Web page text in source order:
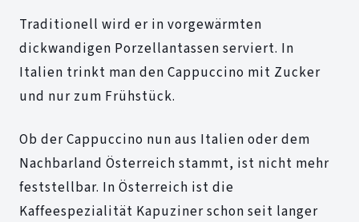
Traditionell wird er in vorgewärmten
dickwandigen Porzellantassen serviert. In
Italien trinkt man den Cappuccino mit Zucker
und nur zum Frühstück.
Ob der Cappuccino nun aus Italien oder dem
Nachbarland Österreich stammt, ist nicht mehr
feststellbar. In Österreich ist die
Kaffeespezialität Kapuziner schon seit langer